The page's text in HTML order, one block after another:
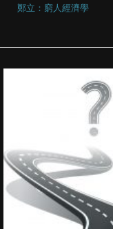
鄭立：窮人經濟學